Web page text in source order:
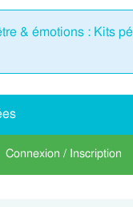
& émotions : Kits
Connexion / Inscription